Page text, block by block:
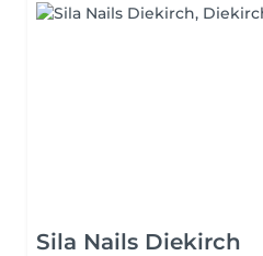
Sila Nails Diekirch